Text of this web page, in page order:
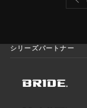
シリーズパートナー